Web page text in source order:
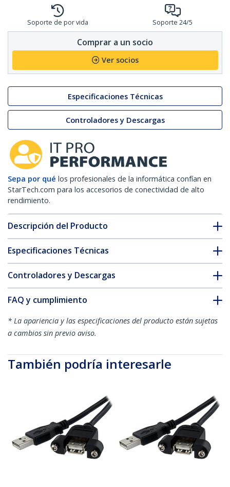
Soporte de por vida Soporte 24/5
Comprar a un socio
Ver socios
Especificaciones Técnicas
Controladores y Descargas
Sepa por qué los profesionales de la informática confían en
StarTech.com para los accesorios de conectividad de alto
rendimiento.
Descripción del Producto
Especificaciones Técnicas
Controladores y Descargas
FAQ y cumplimiento
* La apariencia y las especificaciones del producto están sujetas
a cambios sin previo aviso.
También podría interesarle